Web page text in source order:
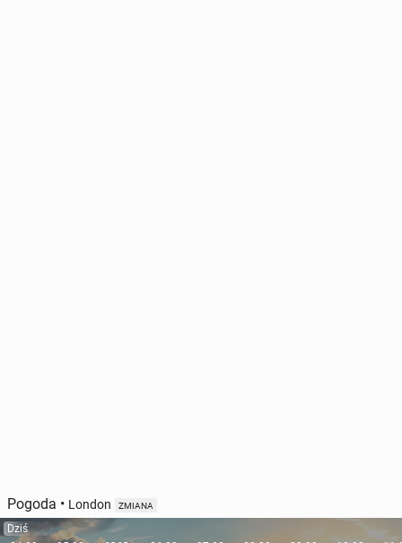
Pogoda • London ZMIANA
Dziś